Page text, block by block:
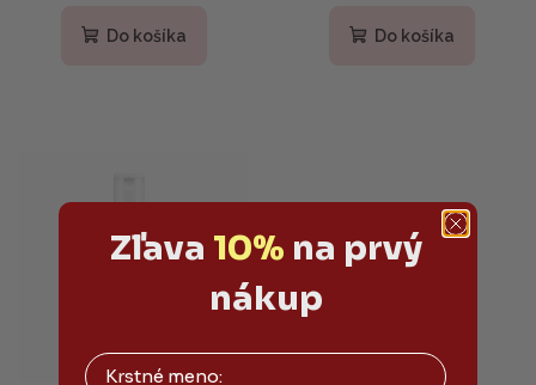
Do košíka Do košíka
Zľava 10% na prvý
nákup